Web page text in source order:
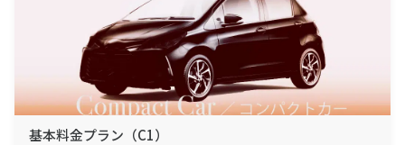
基本料金プラン（C1）